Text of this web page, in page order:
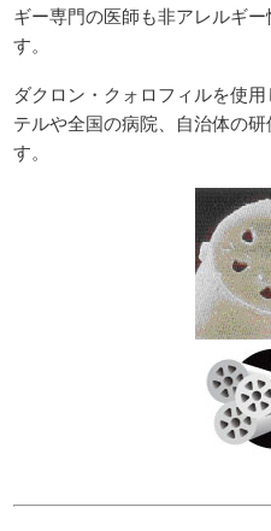
ギー専門の医師も非アレルギ
す。
ダクロン・クォロフィルを使
テルや全国の病院、自治体の
す。